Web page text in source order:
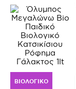
ΒΙΟΛΟΓΙΚΌ